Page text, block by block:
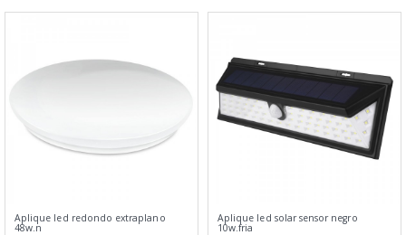
Aplique led redondo extraplano
48w.n
Aplique led solar sensor negro
10w.fria